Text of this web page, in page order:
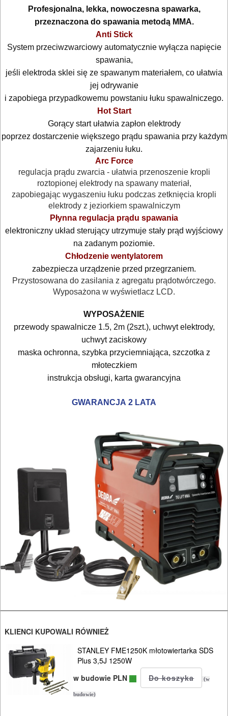
MASZYNKI
URZĄDZENIA
BUDOWLANE
MASZYNY
BRUKARSKIE
OBRÓBKA
DREWNA
METALU
WARSZTATOWE
RĘCZNE
NARZĘDZIA
OSPRZĘT
NARZĘDZIA
INSTALACYJNE,
PALNIKI
PNEUMATYCZNE
KOMPRESORY
SPAWALNICTWO
URZĄDZENIA
ROZRUCHOWE
PROSTOWNIKI
OSPRZĘT
AGREGATY
PRĄDOWE
ROBOCZA
I
BHP
SPRZĘT
AGD
Profesjonalna, lekka, nowoczesna spawarka,
przeznaczona do spawania metodą MMA.
Anti Stick
System przeciwzwarciowy automatycznie wyłącza napięcie
spawania,
jeśli elektroda sklei się ze spawanym materiałem, co ułatwia
jej odrywanie
i zapobiega przypadkowemu powstaniu łuku spawalniczego.
Hot Start
Gorący start ułatwia zapłon elektrody
poprzez dostarczenie większego prądu spawania przy każdym
zajarzeniu łuku.
Arc Force
regulacja prądu zwarcia - ułatwia przenoszenie kropli
roztopionej elektrody na spawany materiał,
zapobiegając wygaszeniu łuku podczas zetknięcia kropli
elektrody z jeziorkiem spawalniczym
Płynna regulacja prądu spawania
elektroniczny układ sterujący utrzymuje stały prąd wyjściowy
na zadanym poziomie.
Chłodzenie wentylatorem
zabezpiecza urządzenie przed przegrzaniem.
Przystosowana do zasilania z agregatu prądotwórczego.
Wyposażona w wyświetlacz LCD.
WYPOSAŻENIE
przewody spawalnicze 1.5, 2m (2szt.), uchwyt elektrody,
uchwyt zaciskowy
maska ochronna, szybka przyciemniająca, szczotka z
młoteczkiem
instrukcja obsługi, karta gwarancyjna
GWARANCJA 2 LATA
KLIENCI KUPOWALI RÓWNIEŻ
STANLEY FME1250K młotowiertarka SDS
Plus 3,5J 1250W
w budowie PLN
(w
budowie)